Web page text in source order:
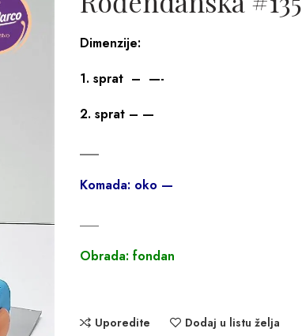
Dimenzije:
1. sprat – —-
2. sprat – —
___
Komada: oko —
Obrada: fondan
Uporedite Dodaj u listu želja